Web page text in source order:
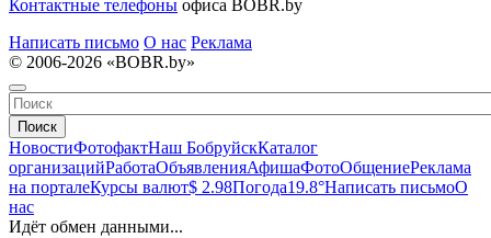
Контактные телефоны офиса BOBR.by
Написать письмо О нас Реклама
© 2006-2026 «BOBR.by»
Поиск
НовостиФотофактНаш БобруйскКаталог
организацийРаботаОбъявленияАфишаФотоОбщениеРеклама
на порталеКурсы валют$ 2.98Погода19.8°Написать письмоО
нас
Идёт обмен данными...